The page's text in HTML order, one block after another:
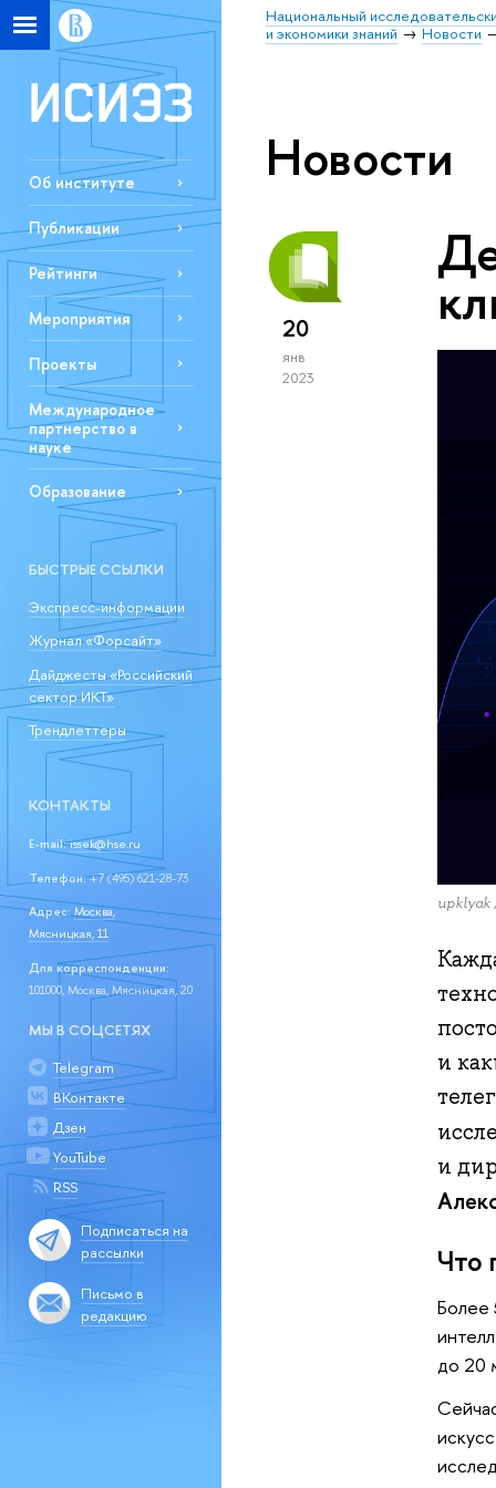
Национальный
и экономики знаний
Новости
Об институте
Публикации
Рейтинги
Мероприятия
Проекты
Международное
партнерство в
науке
Образование
БЫСТРЫЕ ССЫЛКИ
Экспресс-информации
Журнал «Форсайт»
Дайджесты «Российский
сектор ИКТ»
Трендлеттеры
КОНТАКТЫ
E-mail:issek@hse.ru
Телефон:+7 (495) 621-28-73
Адрес: Москва,
Мясницкая, 11
Для корреспонденции:
101000, Москва, Мясницкая, 20
МЫ В СОЦСЕТЯХ
Telegram
ВКонтакте
Дзен
YouTube
RSS
Подписаться на
рассылки
Письмо в
редакцию
Новости
20
янв
2023
upklyak
и
и
Что
Более
до 20